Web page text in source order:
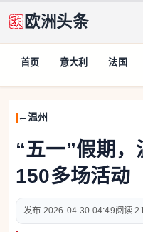
欧洲头条
首页 意大利 法国
温州
“五一”假期
150多场活动
2026-04-30 04:49